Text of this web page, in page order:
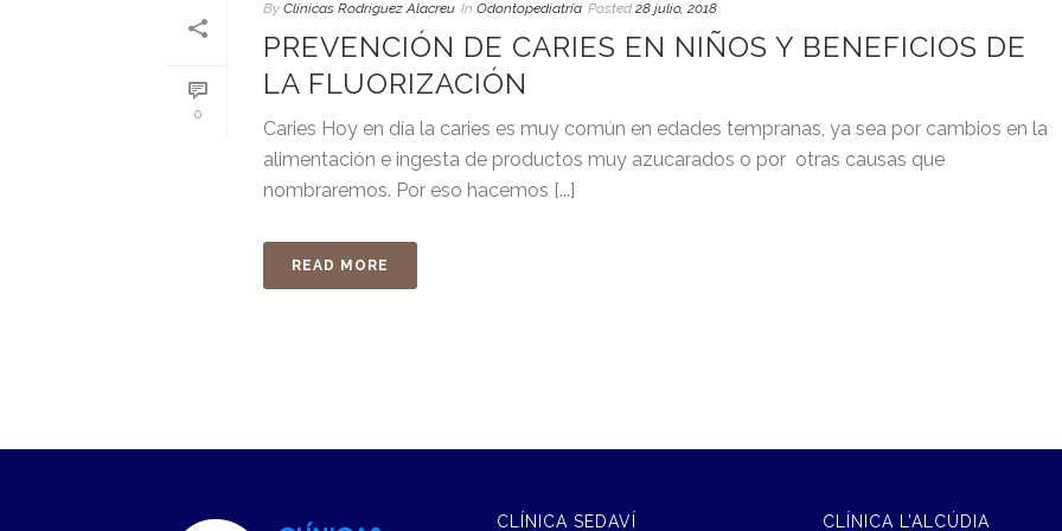
0
By Clínicas Rodríguez Alacreu In Odontopediatría Posted 28 julio, 2018
PREVENCIÓN DE CARIES EN NIÑOS Y BENEFICIOS DE
LA FLUORIZACIÓN
Caries Hoy en día la caries es muy común en edades tempranas, ya sea por cambios en la
alimentación e ingesta de productos muy azucarados o por otras causas que
nombraremos. Por eso hacemos [...]
READ MORE
CLÍNICA SEDAVÍ CLÍNICA L’ALCÚDIA